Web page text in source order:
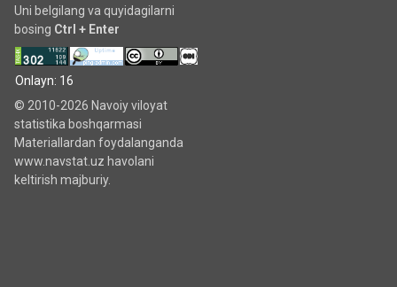
Uni belgilang va quyidagilarni
bosing Ctrl + Enter
Onlayn: 16
© 2010-2026 Navoiy viloyat
statistika boshqarmasi
Materiallardan foydalanganda
www.navstat.uz havolani
keltirish majburiy.